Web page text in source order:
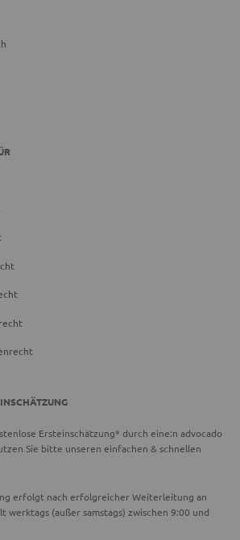
Ersteinschätzung* durch eine:n advocado
Sie bitte unseren einfachen & schnellen
erfolgt nach erfolgreicher Weiterleitung an
werktags (außer samstags) zwischen 9:00 und